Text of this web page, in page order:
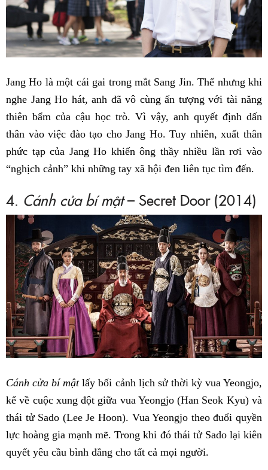
Jang Ho là một cái gai trong mắt Sang Jin. Thế nhưng khi
nghe Jang Ho hát, anh đã vô cùng ấn tượng với tài năng
thiên bẩm của cậu học trò. Vì vậy, anh quyết định dấn
thân vào việc đào tạo cho Jang Ho. Tuy nhiên, xuất thân
phức tạp của Jang Ho khiến ông thầy nhiều lần rơi vào
“nghịch cảnh” khi những tay xã hội đen liên tục tìm đến.
4. Cánh cửa bí mật– Secret Door (2014)
Cánh cửa bí mậtlấy bối cảnh lịch sử thời kỳ vua Yeongjo,
kể về cuộc xung đột giữa vua Yeongjo (Han Seok Kyu) và
thái tử Sado (Lee Je Hoon). Vua Yeongjo theo đuổi quyền
lực hoàng gia mạnh mẽ. Trong khi đó thái tử Sado lại kiên
quyết yêu cầu bình đẳng cho tất cả mọi người.